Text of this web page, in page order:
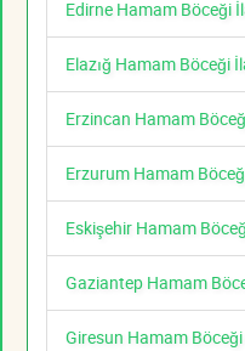
Edirne Hamam Böceği
Elazığ Hamam Böceği
Erzincan Hamam
Erzurum Hamam
Eskişehir Hamam
Gaziantep Hamam
Giresun Hamam